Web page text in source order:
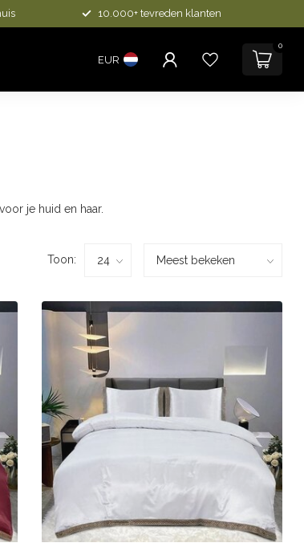
10.000+ tevreden klanten
EUR
0
je huid en haar.
Toon: